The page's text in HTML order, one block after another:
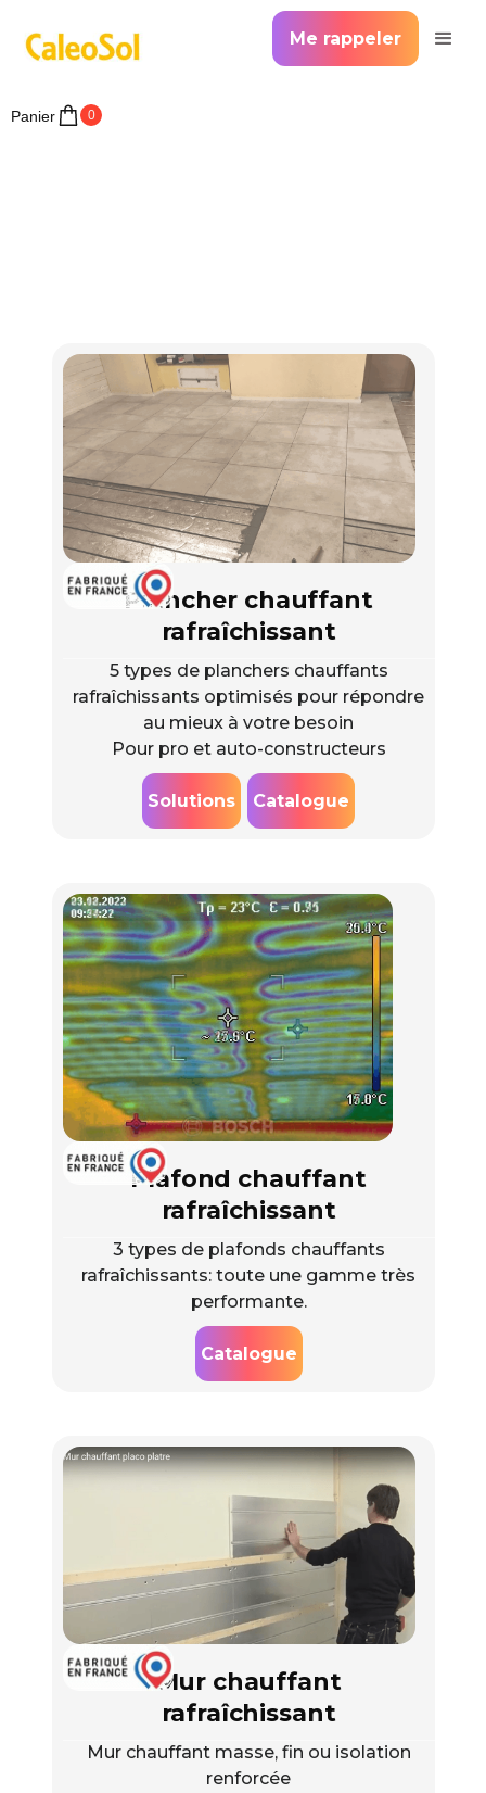
Me rappeler
Panier 0
Plancher chauffant
rafraîchissant
5 types de planchers chauffants
rafraîchissants optimisés pour répondre
au mieux à votre besoin
Pour pro et auto-constructeurs
Solutions Catalogue
Plafond chauffant
rafraîchissant
3 types de plafonds chauffants
rafraîchissants: toute une gamme très
performante.
Catalogue
Mur chauffant
rafraîchissant
Mur chauffant masse, fin ou isolation
renforcée